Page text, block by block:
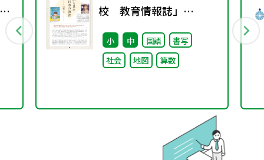
校 教育情報誌」
vol.76 2025年9月発行
小 中 国語
書写
社会
地図 算数